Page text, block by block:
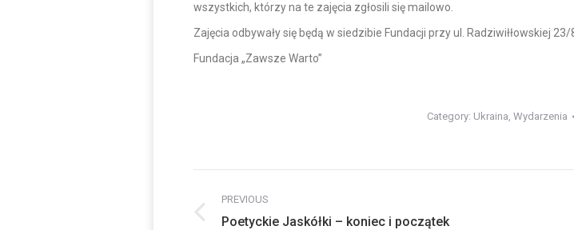
wszystkich, którzy na te zajęcia zgłosili się mailowo.
Zajęcia odbywały się będą w siedzibie Fundacji przy ul. Radziwiłłowskiej 23/
Fundacja „Zawsze Warto”
Category: Ukraina, Wydarzenia
navigation
PREVIOUS
Previous
Poetyckie Jaskółki – koniec i początek